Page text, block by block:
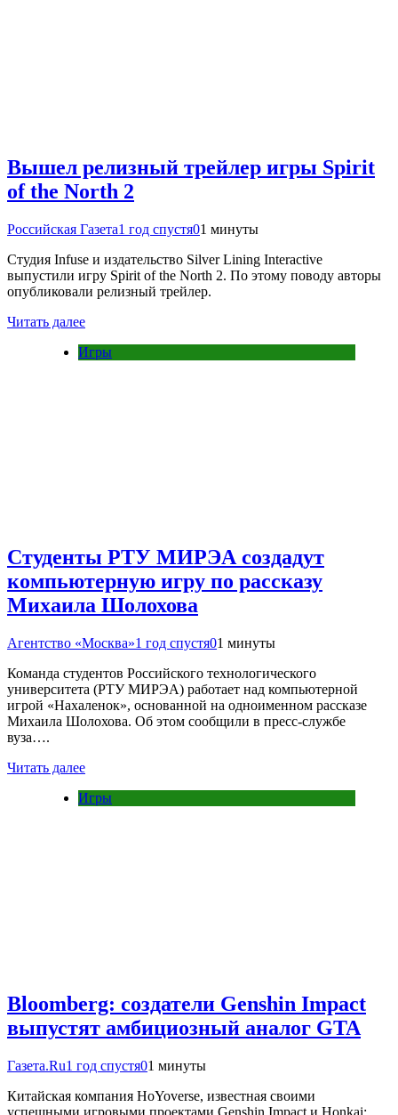
Вышел релизный трейлер игры Spirit
of the North 2
Российская Газета1 год спустя01 минуты
Студия Infuse и издательство Silver Lining Interactive
выпустили игру Spirit of the North 2. По этому поводу авторы
опубликовали релизный трейлер.
Читать далее
Игры
Студенты РТУ МИРЭА создадут
компьютерную игру по рассказу
Михаила Шолохова
Агентство «Москва»1 год спустя01 минуты
Команда студентов Российского технологического
университета (РТУ МИРЭА) работает над компьютерной
игрой «Нахаленок», основанной на одноименном рассказе
Михаила Шолохова. Об этом сообщили в пресс-службе
вуза….
Читать далее
Игры
Bloomberg: создатели Genshin Impact
выпустят амбициозный аналог GTA
Газета.Ru1 год спустя01 минуты
Китайская компания HoYoverse, известная своими
успешными игровыми проектами Genshin Impact и Honkai: